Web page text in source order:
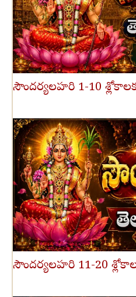
సౌందర్యలహరి 1-10
సౌందర్యలహరి 11-20